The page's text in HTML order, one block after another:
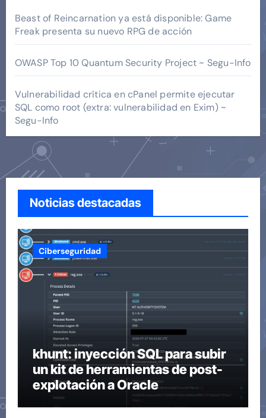
Beast of Reincarnation ya está disponible: Game
Freak presenta su nuevo RPG de acción
OWASP Top 10 Quantum Security Project ~ Segu-Info
Vulnerabilidad crítica en cPanel permite ejecutar
SQL como root (extra: vulnerabilidad en Exim) ~
Segu-Info
Noticias destacadas
Ciberseguridad
khunt: inyección SQL para subir
un kit de herramientas de post-
explotación a Oracle